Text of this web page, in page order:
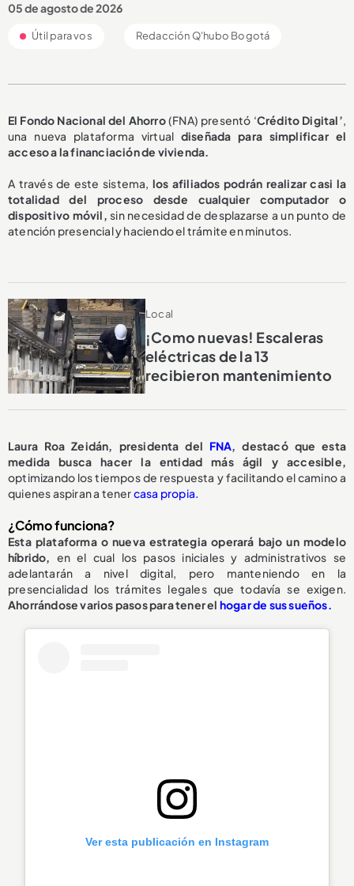
05 de agosto de 2026
Útil para vos Redacción Q'hubo Bogotá
El Fondo Nacional del Ahorro(FNA) presentó ‘Crédito Digital’,
una nueva plataforma virtual diseñada para simplificar el
acceso a la financiación de vivienda.
A través de este sistema, los afiliados podrán realizar casi la
totalidad del proceso desde cualquier computador o
dispositivo móvil, sin necesidad de desplazarse a un punto de
atención presencial y haciendo el trámite en minutos.
Local
¡Como nuevas! Escaleras
eléctricas de la 13
recibieron mantenimiento
Laura Roa Zeidán, presidenta del FNA, destacó que esta
medida busca hacer la entidad más ágil y accesible,
optimizando los tiempos de respuesta y facilitando el camino a
quienes aspiran a tenercasa propia.
¿Cómo funciona?
Esta plataforma o nueva estrategia operará bajo un modelo
híbrido, en el cual los pasos iniciales y administrativos se
adelantarán a nivel digital, pero manteniendo en la
presencialidad los trámites legales que todavía se exigen.
Ahorrándose varios pasos para tener el hogar de sus sueños.
Ver esta publicación en Instagram